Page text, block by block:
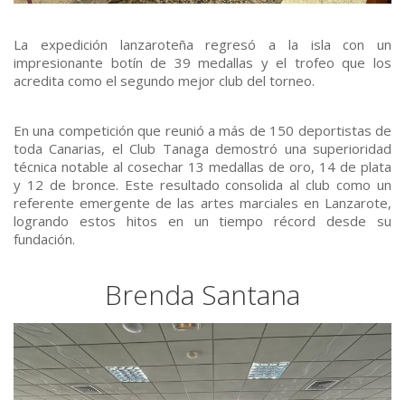
La expedición lanzaroteña regresó a la isla con un
impresionante botín de 39 medallas y el trofeo que los
acredita como el segundo mejor club del torneo.
En una competición que reunió a más de 150 deportistas de
toda Canarias, el Club Tanaga demostró una superioridad
técnica notable al cosechar 13 medallas de oro, 14 de plata
y 12 de bronce. Este resultado consolida al club como un
referente emergente de las artes marciales en Lanzarote,
logrando estos hitos en un tiempo récord desde su
fundación.
Brenda Santana